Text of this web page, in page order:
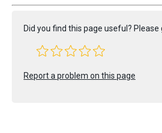
Did you find this page useful? Please
Report a problem on this page